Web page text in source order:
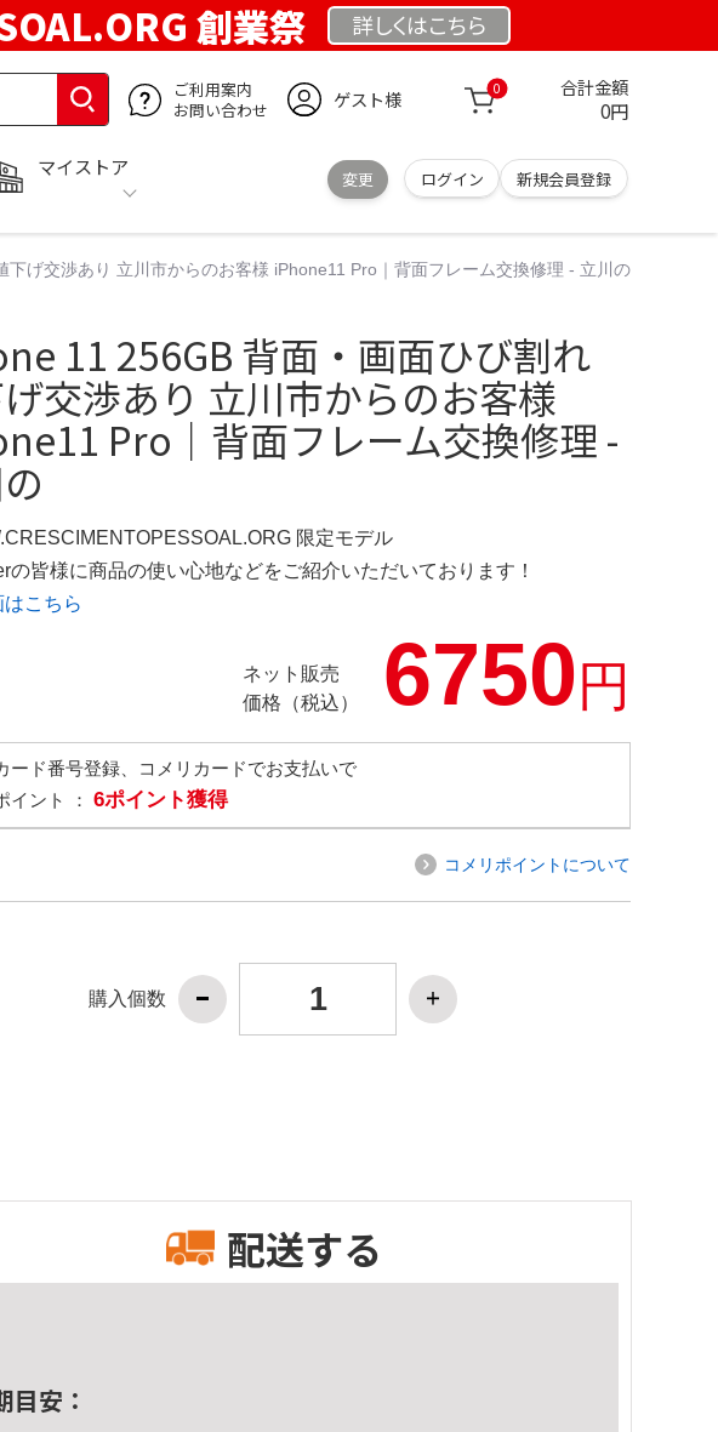
創業祭 詳しくはこちら
ご利用案内
お問い合わせ
ゲスト様 0 合計金額
0円
マイストア
変更 ログイン 新規会員登録
げ交渉あり 立川市からのお客様 iPhone11 Pro｜背面フレーム交換修理 - 立川の
11 256GB 背面・画面ひび割れ
交渉あり 立川市からのお客様
Pro｜背面フレーム交換修理 -
限定モデル
の皆様に商品の使い心地などをご紹介いただいております！
こちら
ネット販売
価格（税込）
6750円
ード番号登録、コメリカードでお支払いで
イント ： 6ポイント獲得
コメリポイントについて
購入個数
配送する
目安：